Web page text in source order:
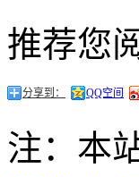
推荐您
分享到： QQ空间
注：本